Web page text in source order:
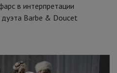
в интерпретации
дуэта Barbe & Doucet